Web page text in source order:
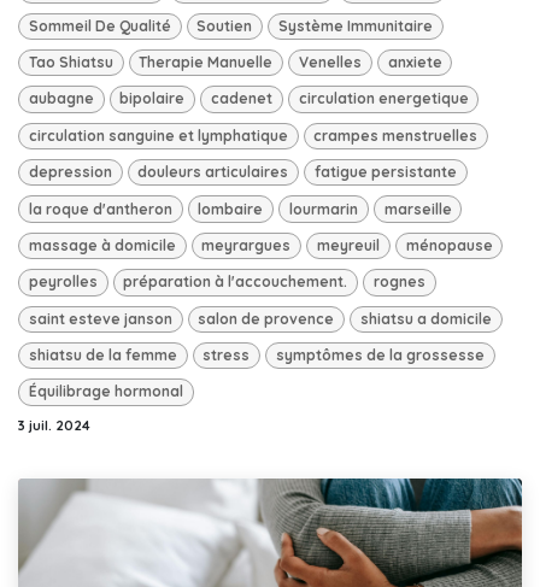
Sommeil De Qualité Soutien Système Immunitaire
Tao Shiatsu Therapie Manuelle Venelles anxiete
aubagne bipolaire cadenet circulation energetique
circulation sanguine et lymphatique crampes menstruelles
depression douleurs articulaires fatigue persistante
la roque d'antheron lombaire lourmarin marseille
massage à domicile meyrargues meyreuil ménopause
peyrolles préparation à l'accouchement. rognes
saint esteve janson salon de provence shiatsu a domicile
shiatsu de la femme stress symptômes de la grossesse
Équilibrage hormonal
3 juil. 2024